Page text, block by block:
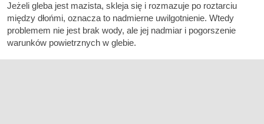
Jeżeli gleba jest mazista, skleja się i rozmazuje po roztarciu
między dłońmi, oznacza to nadmierne uwilgotnienie. Wtedy
problemem nie jest brak wody, ale jej nadmiar i pogorszenie
warunków powietrznych w glebie.